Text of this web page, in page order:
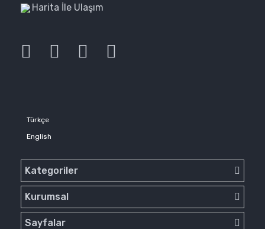
Harita İle Ulaşım
Türkçe
English
Kategoriler
Kurumsal
Sayfalar